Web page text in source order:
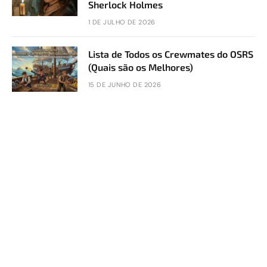
Sherlock Holmes
1 DE JULHO DE 2026
Lista de Todos os Crewmates do OSRS
(Quais são os Melhores)
15 DE JUNHO DE 2026